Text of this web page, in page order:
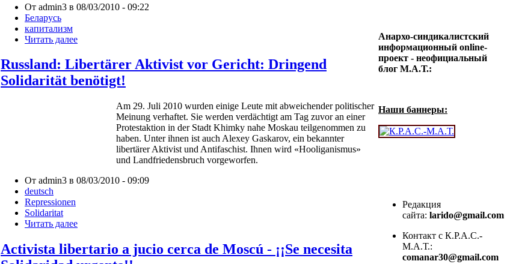
От admin3 в 08/03/2010 - 09:22
Беларусь
капитализм
Читать далее
Russland: Libertärer Aktivist vor Gericht: Dringend
Solidarität benötigt!
Am 29. Juli 2010 wurden einige Leute mit abweichender politischer
Meinung verhaftet. Sie werden verdächtigt am Tag zuvor an einer
Protestaktion in der Stadt Khimky nahe Moskau teilgenommen zu
haben. Unter ihnen ist auch Alexey Gaskarov, ein bekannter
libertärer Aktivist und Antifaschist. Ihnen wird «Hooliganismus»
und Landfriedensbruch vorgeworfen.
От admin3 в 08/03/2010 - 09:09
deutsch
Repressionen
Solidaritat
Читать далее
Activista libertario a jucio cerca de Moscú - ¡¡Se necesita
Анархо-синдикалистский
информационный online-
проект - неофициальный
блог М.А.Т.:
Наши баннеры:
Редакция
сайта: larido@gmail.com
Контакт с К.Р.А.С.-
М.А.Т.:
comanar30@gmail.com